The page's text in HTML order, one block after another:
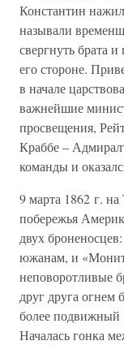
Константин
называли
свергнуть брата
его стороне.
в начале
важнейшие
просвещения,
Краббе –
команды и
9 марта 1862 г.
побережья
двух
южанам, и
неповоротливые
друг друга огнем
более подвижный
Началась гонка